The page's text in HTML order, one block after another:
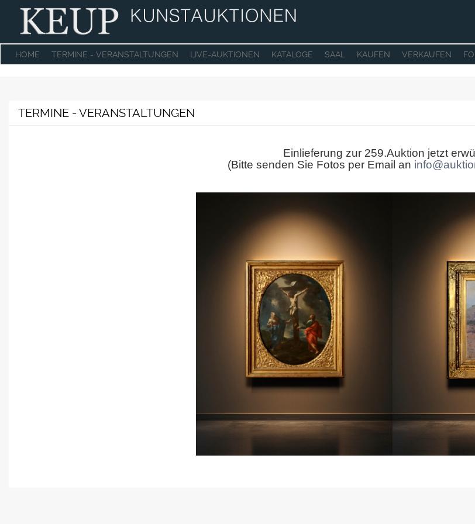
HOME TERMINE - VERANSTALTUNGEN LIVE-AUKTIONEN KATALOGE SAAL KAUFEN VERKAUFEN
TERMINE - VERANSTALTUNGEN
Einlieferung zur 259.Auktion jetzt
(Bitte senden Sie Fotos per Email an